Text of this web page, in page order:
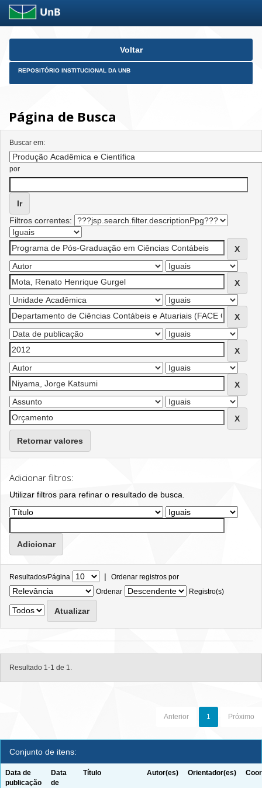
Skip
Voltar
REPOSITÓRIO INSTITUCIONAL DA UNB
Página de Busca
Buscar em:
por
Filtros correntes:
Retornar valores
Adicionar filtros:
Utilizar filtros para refinar o resultado de busca.
Resultados/Página | Ordenar registros por
Ordenar
Registro(s)
Resultado 1-1 de 1.
Anterior 1 Próximo
Conjunto de itens:
Data de
publicação
Data
de
Título Autor(es) Orientador(es)